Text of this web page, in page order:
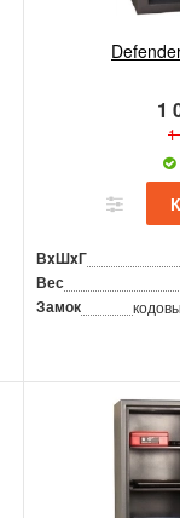
1
1
ВxШxГ
Вес
Замок